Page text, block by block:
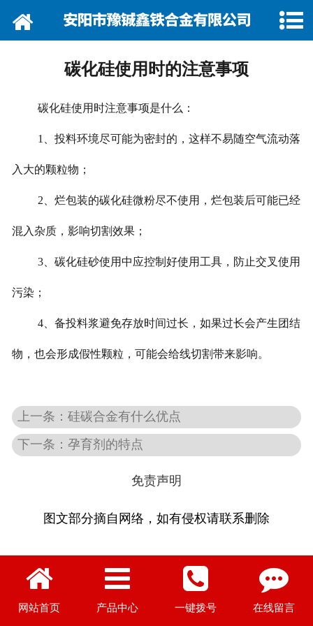
网站首页
产品行情
在线留言
碳化硅使用时的注意事项
碳化硅使用 时注意事项是什么：
1、投料环境尽可能为密封的，这样不易随空气流动落
入大的颗粒物；
2、烂包装的碳化硅微粉尽不使用，烂包装后可能已经
混入杂质，影响切割效果；
3、碳化硅砂使用中应控制好使用工具，防止交叉使用
污染；
4、备投料浆避免存放时间过长，如果过长会产生团结
物，也会形成假性颗粒，可能会给线切割带来影响。
上一条：硅碳合金有什么优点
下一条：孕育剂的特点
免责声明
图文部分摘自网络，如有侵权请联系删除
网站首页 产品中心 一键拨号 在线留言